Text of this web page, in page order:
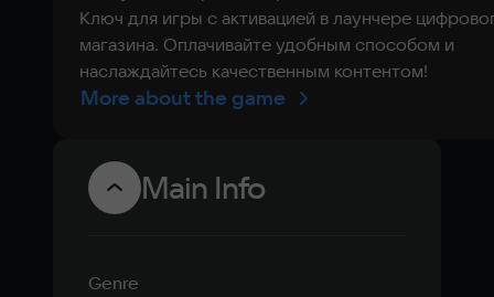
Ключ для игры с активацией в лаунчере
магазина. Оплачивайте удобным способом и
наслаждайтесь качественным контентом!
More about the game
Main Info
Genre